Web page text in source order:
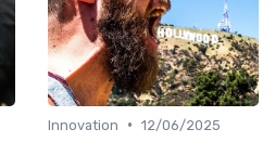
Innovation • 12/06/2025